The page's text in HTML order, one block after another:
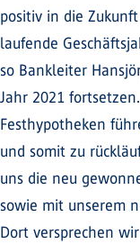
positiv in die
laufende
so Bankleiter
Jahr 2021
Festhypotheken
und somit zu
uns die neu
sowie mit unserem
Dort versprechen